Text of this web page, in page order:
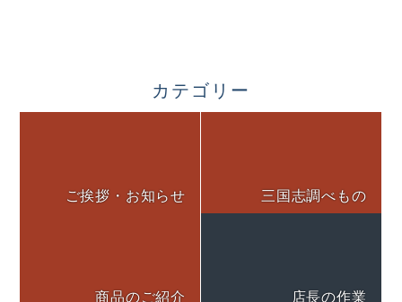
カテゴリー
ご挨拶・お知らせ 三国志調べもの
商品のご紹介 店長の作業